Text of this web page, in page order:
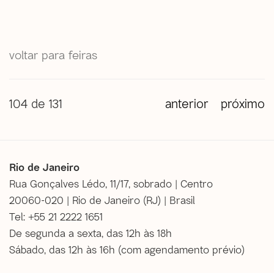
voltar para feiras
anterior próximo
104 de 131
Rio de Janeiro
Rua Gonçalves Lédo, 11/17, sobrado | Centro
20060-020 | Rio de Janeiro (RJ) | Brasil
Tel: +55 21 2222 1651
De segunda a sexta, das 12h às 18h
Sábado, das 12h às 16h (com agendamento prévio)